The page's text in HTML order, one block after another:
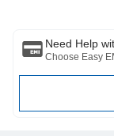
Need Help
Choose Easy